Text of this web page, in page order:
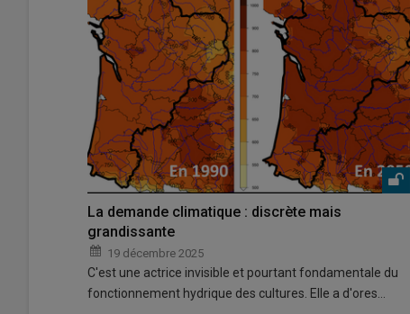
La demande climatique : discrète mais
grandissante
19 décembre 2025
C'est une actrice invisible et pourtant fondamentale du
fonctionnement hydrique des cultures. Elle a d'ores…